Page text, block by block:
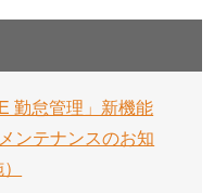
勤怠管理」新機能
ンテナンスのお知